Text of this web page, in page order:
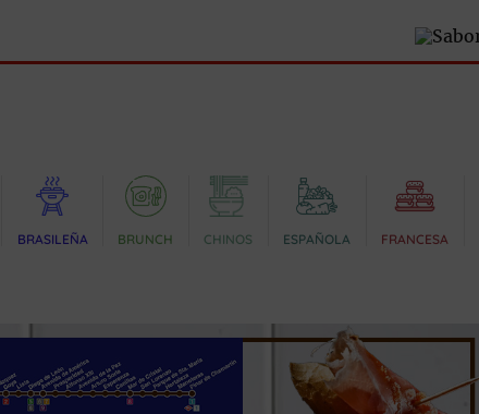
BRASILEÑA BRUNCH CHINOS ESPAÑOLA FRANCESA